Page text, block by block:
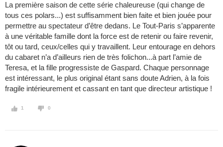
La première saison de cette série chaleureuse (qui change de
tous ces polars...) est suffisamment bien faite et bien jouée pour
permettre au spectateur d’être dedans. Le Tout-Paris s’apparente
à une véritable famille dont la force est de retenir ou faire revenir,
tôt ou tard, ceux/celles qui y travaillent. Leur entourage en dehors
du cabaret n’a d’ailleurs rien de très folichon...à part l’amie de
Teresa, et la fille progressiste de Gaspard. Chaque personnage
est intéressant, le plus original étant sans doute Adrien, à la fois
fragile intérieurement et cassant en tant que directeur artistique !
1 0